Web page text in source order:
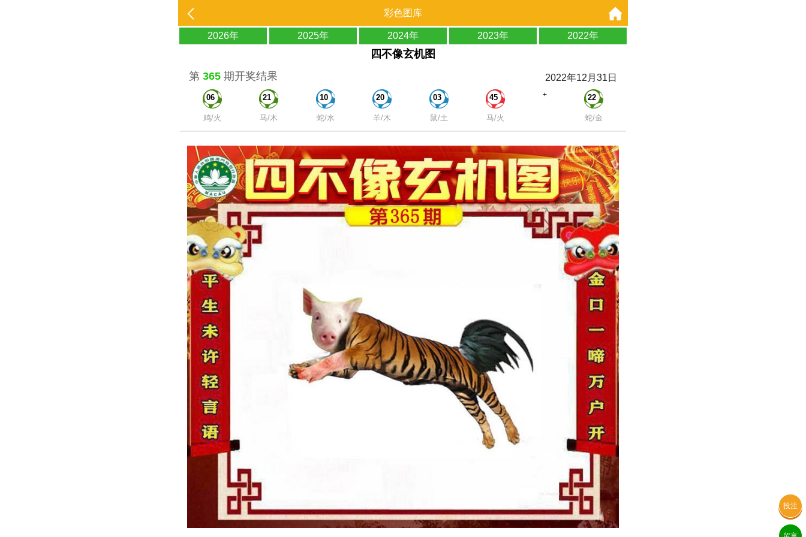
彩色图库
2026年 2025年 2024年 2023年 2022年
四不像玄机图
第 365期开奖结果 2022年12月31日
06
鸡/火
21
马/木
10
蛇/水
20
羊/木
03
鼠/土
45
马/火
+ 22
蛇/金
投注